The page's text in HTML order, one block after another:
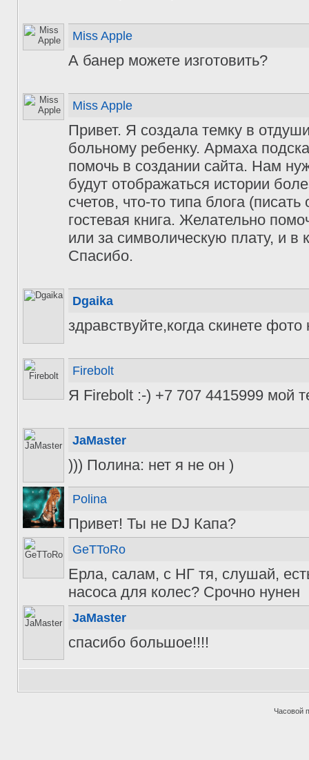
Miss Apple
А банер можете изготовить?
Miss Apple
Привет. Я создала темку в
больному ребенку. Армаха
помочь в создании сайта. Нам
будут отображаться истории
счетов, что-то типа блога
гостевая книга. Желательно
или за символическую плату, и в
Спасибо.
Dgaika
здравствуйте,когда скинете фото
Firebolt
Я Firebolt :-) +7 707 4415999 мой
JaMaster
))) Полина: нет я не он )
Polina
Привет! Ты не DJ Капа?
GeTToRo
Ерла, салам, с НГ тя, слушай,
насоса для колес? Срочно нунен
JaMaster
спасибо большое!!!!
Часовой